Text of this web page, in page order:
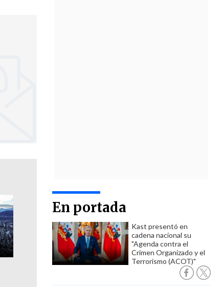
En portada
Kast presentó en
cadena nacional su
"Agenda contra el
Crimen Organizado y el
Terrorismo (ACOT)"